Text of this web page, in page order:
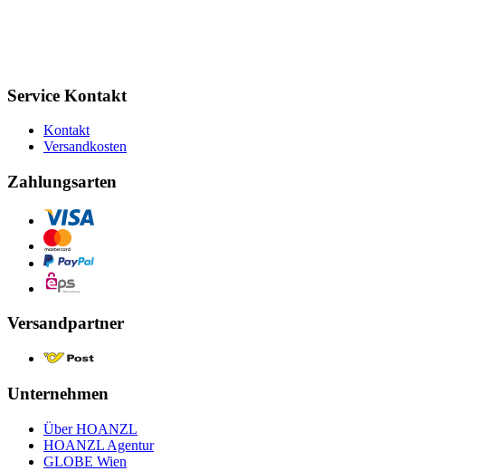
Service Kontakt
Kontakt
Versandkosten
Zahlungsarten
Versandpartner
Unternehmen
Über HOANZL
HOANZL Agentur
GLOBE Wien